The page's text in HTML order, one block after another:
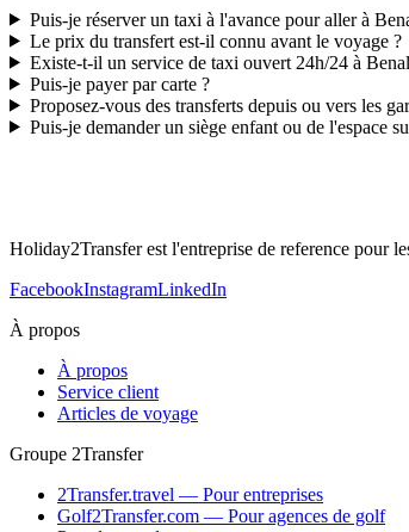
Puis-je réserver un taxi à l'avance pour aller à
Le prix du transfert est-il connu avant le voyage ?
Existe-t-il un service de taxi ouvert 24h/24 à
Puis-je payer par carte ?
Proposez-vous des transferts depuis ou vers les
Puis-je demander un siège enfant ou de l'espace
Holiday2Transfer est l'entreprise de reference pour
FacebookInstagramLinkedIn
À propos
À propos
Service client
Articles de voyage
Groupe 2Transfer
2Transfer.travel — Pour entreprises
Golf2Transfer.com — Pour agences de golf